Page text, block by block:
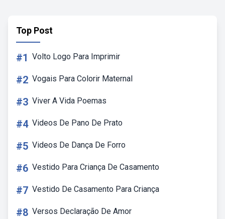
Top Post
#1 Volto Logo Para Imprimir
#2 Vogais Para Colorir Maternal
#3 Viver A Vida Poemas
#4 Videos De Pano De Prato
#5 Videos De Dança De Forro
#6 Vestido Para Criança De Casamento
#7 Vestido De Casamento Para Criança
#8 Versos Declaração De Amor